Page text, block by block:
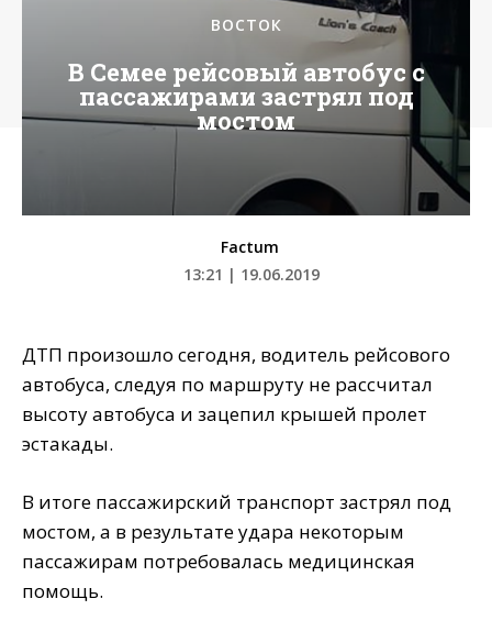
ВОСТОК
В Семее рейсовый автобус с
пассажирами застрял под
мостом
Factum
13:21 | 19.06.2019
ДТП произошло сегодня, водитель рейсового
автобуса, следуя по маршруту не рассчитал
высоту автобуса и зацепил крышей пролет
эстакады.
В итоге пассажирский транспорт застрял под
мостом, а в результате удара некоторым
пассажирам потребовалась медицинская
помощь.